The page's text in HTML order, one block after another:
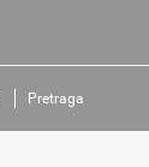
Pretraga